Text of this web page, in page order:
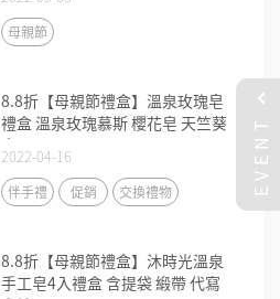
母親節
8.8折【母親節禮盒】溫泉玫瑰皂
禮盒 溫泉玫瑰慕斯 櫻花皂 天竺葵
皂
2022-04-16
伴手禮 促銷 交換禮物
8.8折【母親節禮盒】沐時光溫泉
手工皂4入禮盒 含提袋 緞帶 代寫
EVENT